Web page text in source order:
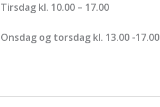
Tirsdag kl. 10.00 – 17.00
Onsdag og torsdag kl. 13.00 -17.00